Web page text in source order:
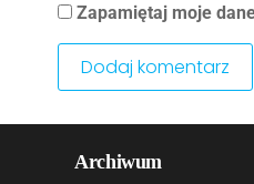
Zapamiętaj moje
Archiwum